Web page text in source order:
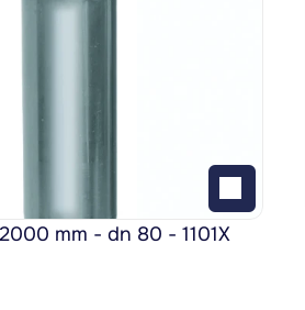
mm - dn 80 - 1101X